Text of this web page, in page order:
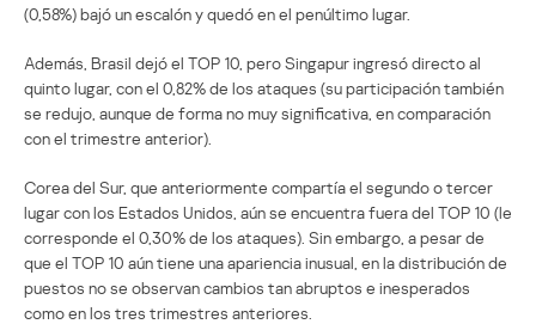
(0,58%) bajó un escalón y quedó en el penúltimo lugar.
Además, Brasil dejó el TOP 10, pero Singapur ingresó directo al
quinto lugar, con el 0,82% de los ataques (su participación también
se redujo, aunque de forma no muy significativa, en comparación
con el trimestre anterior).
Corea del Sur, que anteriormente compartía el segundo o tercer
lugar con los Estados Unidos, aún se encuentra fuera del TOP 10 (le
corresponde el 0,30% de los ataques). Sin embargo, a pesar de
que el TOP 10 aún tiene una apariencia inusual, en la distribución de
puestos no se observan cambios tan abruptos e inesperados
como en los tres trimestres anteriores.